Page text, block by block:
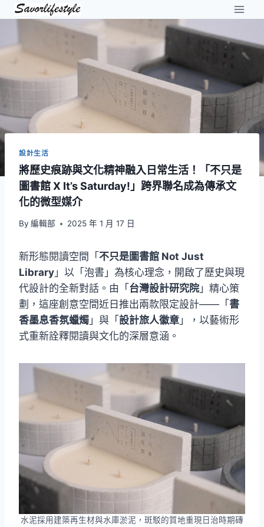
Skip
設計生活
將歷史痕跡與文化精神融入日常生活！「不只是
圖書館 X It’s Saturday!」跨界聯名成為傳承文
化的微型媒介
By 編輯部 2025 年 1 月 17 日
新形態閱讀空間「 不只是圖書館 Not Just
Library 」以「泡書」為核心理念，開啟了歷史與現
代設計的全新對話。由「 台灣設計研究院 」精心策
劃，這座創意空間近日推出兩款限定設計——「 書
香墨息香氛蠟燭 」與「 設計旅人徽章 」，以藝術形
式重新詮釋閱讀與文化的深層意涵。
水泥採用建築再生材與水庫淤泥，斑駁的質地重現日治時期磚